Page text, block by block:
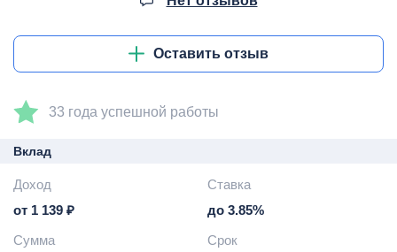
Оставить отзыв
33 года успешной работы
Вклад
Доход
от 1 139 ₽
Ставка
до 3.85%
Сумма
Срок